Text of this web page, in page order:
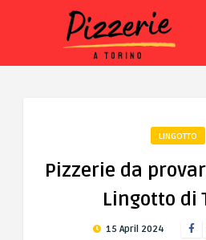
LINGOTTO
Pizzerie da
Lingotto di
15 April 2024